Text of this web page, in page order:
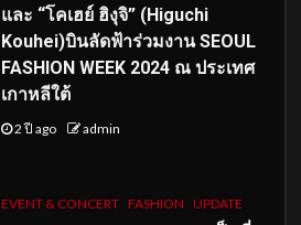
และ “โคเฮย์ ฮิงุจิ” (Higuchi
Kouhei)บินลัดฟ้าร่วมงาน SEOUL
FASHION WEEK 2024 ณ ประเทศ
เกาหลีใต้
2 ปี ago admin
EVENT & CONCERT FASHION UPDATE